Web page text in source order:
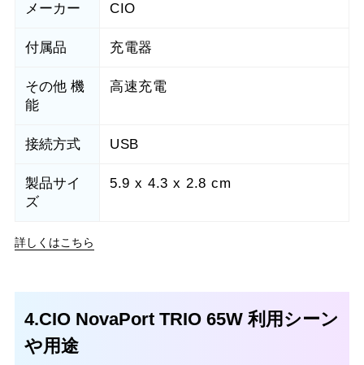
メーカー CIO
付属品 充電器
その他 機
能
高速充電
接続方式 USB
製品サイ
ズ
5.9 x 4.3 x 2.8 cm
詳しくはこちら
4.CIO NovaPort TRIO 65W 利用シーン
や用途